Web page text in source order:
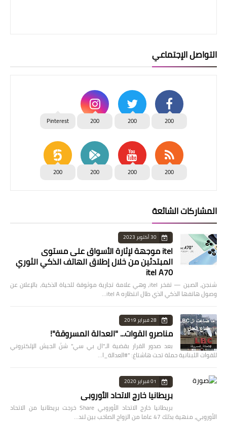
التواصل الإجتماعي
200
200
200
Pinterest
200
200
200
200
المشاركات الشائعة
30 أكتوبر 2023
itel موجهة لإثارة الأسواق على مستوى
المبتدئين من خلال إطلاق الهاتف الذكي الثوري
itel A70
شنجن، الصين — تفخر itel، وهي علامة تجارية موثوقة للحياة الذكية، بالإعلان عن
وصول هاتفها الذكي الذي طال انتظاره itel A…
28 فبراير 2019
مناصرو القوات... "العدالة المسروقة"!
بعد صدور القرار بقضية الـ"ال بي سي" شنّ الجيش الإلكتروني
للقوات اللبنانية حملة تحت هاشتاغ: "#العدالة_ا…
01 فبراير 2020
بريطانيا خارج الاتحاد الأوروبي
بريطانيا خارج الاتحاد الأوروبي Share خرجت بريطانيا من الاتحاد
الأوروبي، منهية بذلك 47 عاما من الزواج الصاخب بين لند…